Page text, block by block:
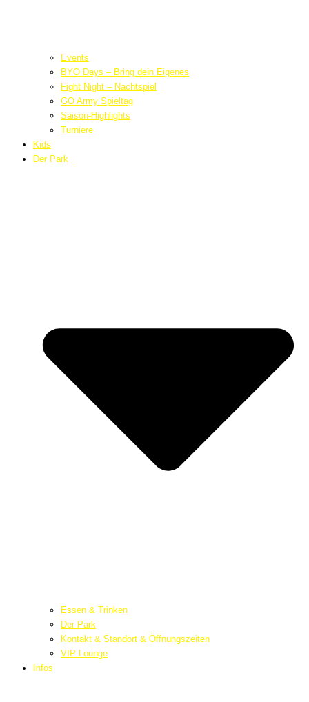
Events
BYO Days – Bring dein Eigenes
Fight Night – Nachtspiel
GO Army Spieltag
Saison-Highlights
Turniere
Kids
Der Park
Essen & Trinken
Der Park
Kontakt & Standort & Öffnungszeiten
VIP Lounge
Infos